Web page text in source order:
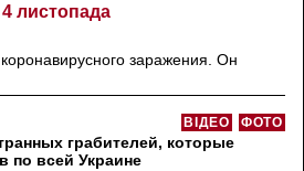
4 листопада
заражения. Он
ФОТО
ВІДЕО
грабителей, которые
по всей Украине